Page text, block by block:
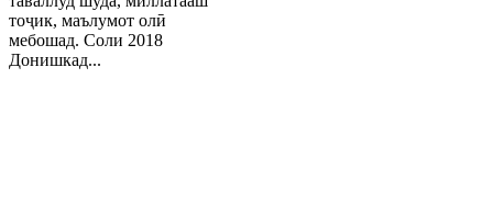
тоҷик, маълумот олӣ
мебошад. Соли 2018
Донишкад...